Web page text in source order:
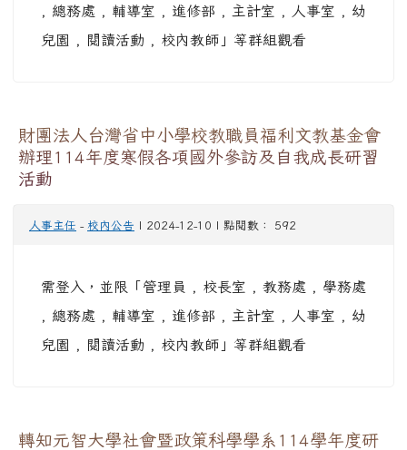
, 總務處 , 輔導室 , 進修部 , 主計室 , 人事室 , 幼
兒園 , 閱讀活動 , 校內教師」等群組觀看
財團法人台灣省中小學校教職員福利文教基金會
辦理114年度寒假各項國外參訪及自我成長研習
活動
人事主任 - 校內公告 | 2024-12-10 | 點閱數： 592
需登入，並限「管理員 , 校長室 , 教務處 , 學務處
, 總務處 , 輔導室 , 進修部 , 主計室 , 人事室 , 幼
兒園 , 閱讀活動 , 校內教師」等群組觀看
轉知元智大學社會暨政策科學學系114學年度研